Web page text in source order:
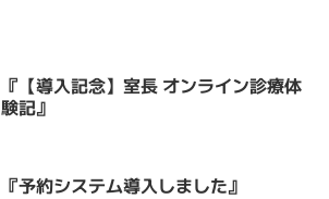
『【導入記念】室長 オンライン診療体
験記』
『予約システム導入しました』